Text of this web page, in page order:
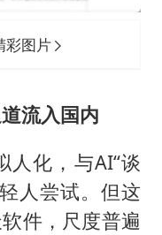
彩图片
流入国内
人化，与AI“谈
人尝试。但这
件，尺度普遍